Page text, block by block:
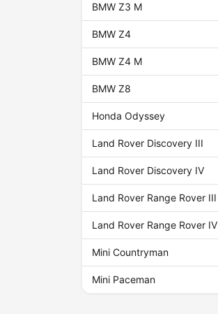
BMW Z3 M
BMW Z4
BMW Z4 M
BMW Z8
Honda Odyssey
Land Rover Discovery III
Land Rover Discovery IV
Land Rover Range Rover III
Land Rover Range Rover IV
Mini Countryman
Mini Paceman